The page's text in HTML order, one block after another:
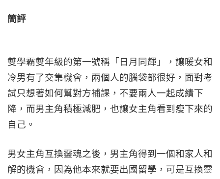
簡評
雙學霸雙年級的第一號稱「日月同輝」，讓暖女和
冷男有了交集機會，兩個人的腦袋都很好，面對考
試只想著如何幫對方補課，不要兩人一起成績下
降，而男主角積極減肥，也讓女主角看到瘦下來的
自己。
男女主角互換靈魂之後，男主角得到一個和家人和
解的機會，因為他本來就要出國留學，可是互換靈